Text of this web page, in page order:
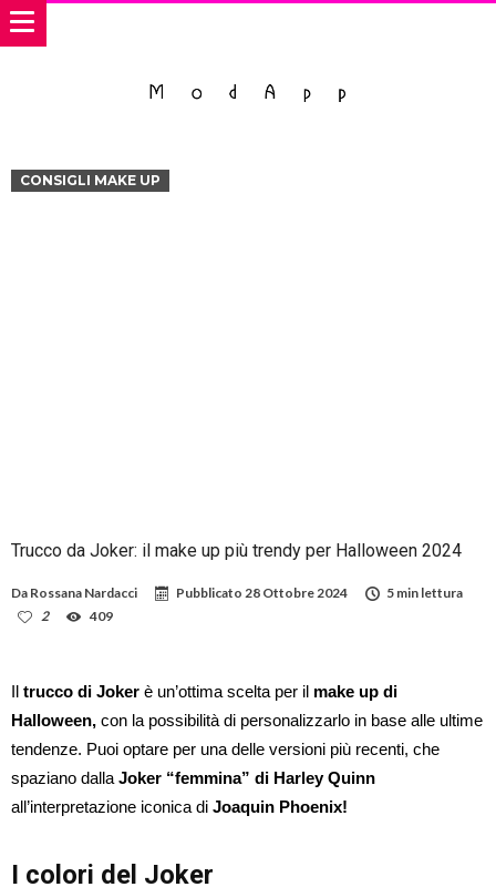
CONSIGLI MAKE UP
Trucco da Joker: il make up più trendy per Halloween 2024
Da Rossana Nardacci Pubblicato 28 Ottobre 2024
5 min lettura
2
409
Il trucco di Joker è un’ottima scelta per il make up di
Halloween, con la possibilità di personalizzarlo in base alle ultime
tendenze. Puoi optare per una delle versioni più recenti, che
spaziano dalla Joker “femmina” di Harley Quinn
all’interpretazione iconica di Joaquin Phoenix!
I colori del Joker